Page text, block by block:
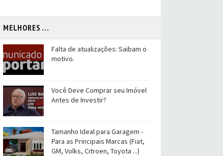
MELHORES ...
Falta de atualizações: Saibam o
motivo.
Você Deve Comprar seu Imóvel
Antes de Investir?
Tamanho Ideal para Garagem -
Para as Principais Marcas (Fiat,
GM, Volks, Citroen, Toyota ...)